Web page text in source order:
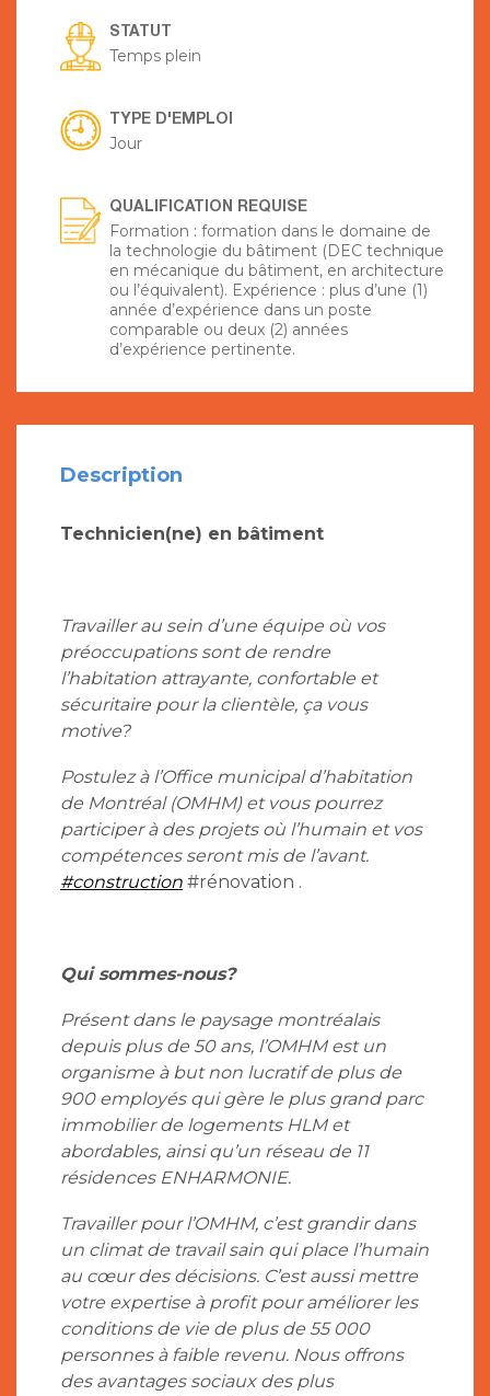
STATUT
Temps plein
TYPE D'EMPLOI
Jour
QUALIFICATION REQUISE
Formation : formation dans le domaine de
la technologie du bâtiment (DEC technique
en mécanique du bâtiment, en architecture
ou l’équivalent). Expérience : plus d’une (1)
année d’expérience dans un poste
comparable ou deux (2) années
d’expérience pertinente.
Description
Technicien(ne) en bâtiment
Travailler au sein d’une équipe où vos
préoccupations sont de rendre
l’habitation attrayante, confortable et
sécuritaire pour la clientèle, ça vous
motive?
Postulez à l’Office municipal d’habitation
de Montréal (OMHM) et vous pourrez
participer à des projets où l’humain et vos
compétences seront mis de l’avant.
#construction #rénovation .
Qui sommes-nous?
Présent dans le paysage montréalais
depuis plus de 50 ans, l’OMHM est un
organisme à but non lucratif de plus de
900 employés qui gère le plus grand parc
immobilier de logements HLM et
abordables, ainsi qu’un réseau de 11
résidences ENHARMONIE.
Travailler pour l’OMHM, c’est grandir dans
un climat de travail sain qui place l’humain
au cœur des décisions. C’est aussi mettre
votre expertise à profit pour améliorer les
conditions de vie de plus de 55 000
personnes à faible revenu. Nous offrons
des avantages sociaux des plus